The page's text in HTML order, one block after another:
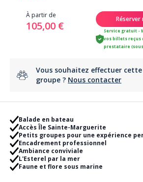
À partir de
105,00 €
Service gratuit -
vos billets reçus
prestataire (sous
Vous souhaitez effectuer
groupe ? Nous contacter
Balade en bateau
Accès Île Sainte-Marguerite
Petits groupes pour une expérience
Encadrement professionnel
Ambiance conviviale
L'Esterel par la mer
Faune et flore sous marine